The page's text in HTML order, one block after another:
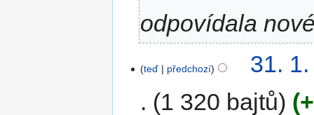
odpovídala
teď předchozí
31.
1 320 bajtů